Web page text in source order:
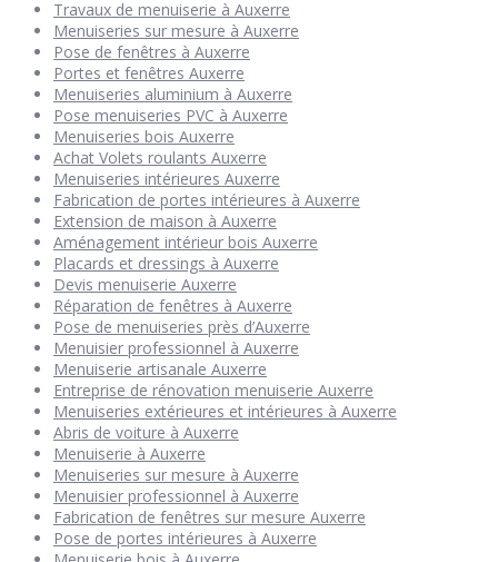
Travaux de menuiserie à Auxerre
Menuiseries sur mesure à Auxerre
Pose de fenêtres à Auxerre
Portes et fenêtres Auxerre
Menuiseries aluminium à Auxerre
Pose menuiseries PVC à Auxerre
Menuiseries bois Auxerre
Achat Volets roulants Auxerre
Menuiseries intérieures Auxerre
Fabrication de portes intérieures à Auxerre
Extension de maison à Auxerre
Aménagement intérieur bois Auxerre
Placards et dressings à Auxerre
Devis menuiserie Auxerre
Réparation de fenêtres à Auxerre
Pose de menuiseries près d’Auxerre
Menuisier professionnel à Auxerre
Menuiserie artisanale Auxerre
Entreprise de rénovation menuiserie Auxerre
Menuiseries extérieures et intérieures à Auxerre
Abris de voiture à Auxerre
Menuiserie à Auxerre
Menuiseries sur mesure à Auxerre
Menuisier professionnel à Auxerre
Fabrication de fenêtres sur mesure Auxerre
Pose de portes intérieures à Auxerre